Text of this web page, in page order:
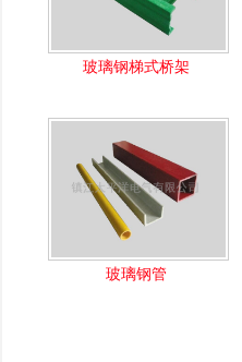
玻璃钢梯式桥架
玻璃钢管